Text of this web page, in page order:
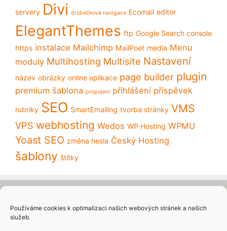
Používáme cookies k optimalizaci našich webových stránek a našich
služeb.
servery Divi drobečková navigace Ecomail editor
ElegantThemes ftp Google Search console
https instalace Mailchimp MailPoet media Menu
moduly Multihosting Multisite Nastavení
název obrázky online aplikace page builder plugin
premium šablona propojení přihlášení příspěvek
rubriky SEO SmartEmailing tvorba stránky VMS
VPS webhosting Wedos WP Hosting WPMU
Yoast SEO změna hesla Český Hosting
šablony štítky
Domů
Kontakt